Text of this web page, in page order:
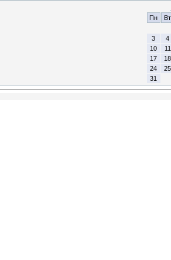
Пн
Вт
3
4
10
11
17
18
24
25
31